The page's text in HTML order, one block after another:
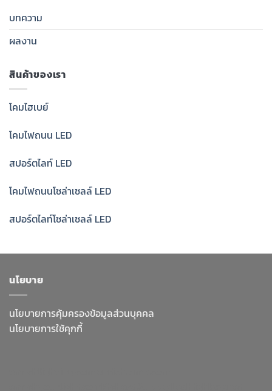
บทความ
ผลงาน
สินค้าของเรา
โคมไฮเบย์
โคมไฟถนน LED
สปอร์ตไลท์ LED
โคมไฟถนนโซล่าเซลล์ LED
สปอร์ตไลท์โซล่าเซลล์ LED
นโยบาย
นโยบายการคุ้มครองข้อมูลส่วนบุคคล
นโยบายการใช้คุกกี้